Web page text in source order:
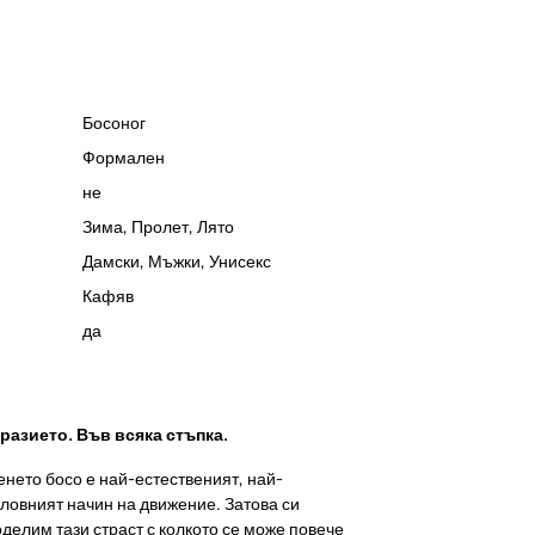
Босоног
Формален
не
Зима, Пролет, Лято
Дамски, Мъжки, Унисекс
Кафяв
да
Във всяка стъпка.
босо е най-естественият, най-
начин на движение. Затова си
тази страст с колкото се може повече